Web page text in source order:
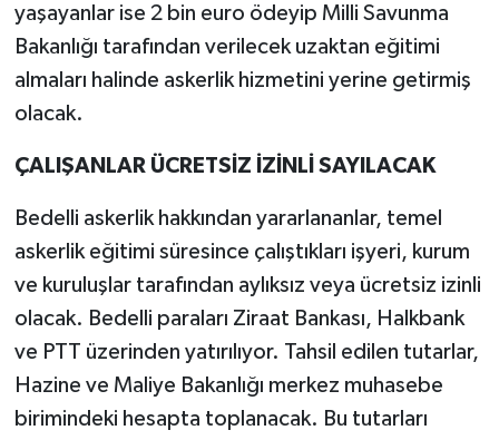
yaşayanlar ise 2 bin euro ödeyip Milli Savunma
Bakanlığı tarafından verilecek uzaktan eğitimi
almaları halinde askerlik hizmetini yerine getirmiş
olacak.
ÇALIŞANLAR ÜCRETSİZ İZİNLİ SAYILACAK
Bedelli askerlik hakkından yararlananlar, temel
askerlik eğitimi süresince çalıştıkları işyeri, kurum
ve kuruluşlar tarafından aylıksız veya ücretsiz izinli
olacak. Bedelli paraları Ziraat Bankası, Halkbank
ve PTT üzerinden yatırılıyor. Tahsil edilen tutarlar,
Hazine ve Maliye Bakanlığı merkez muhasebe
birimindeki hesapta toplanacak. Bu tutarları